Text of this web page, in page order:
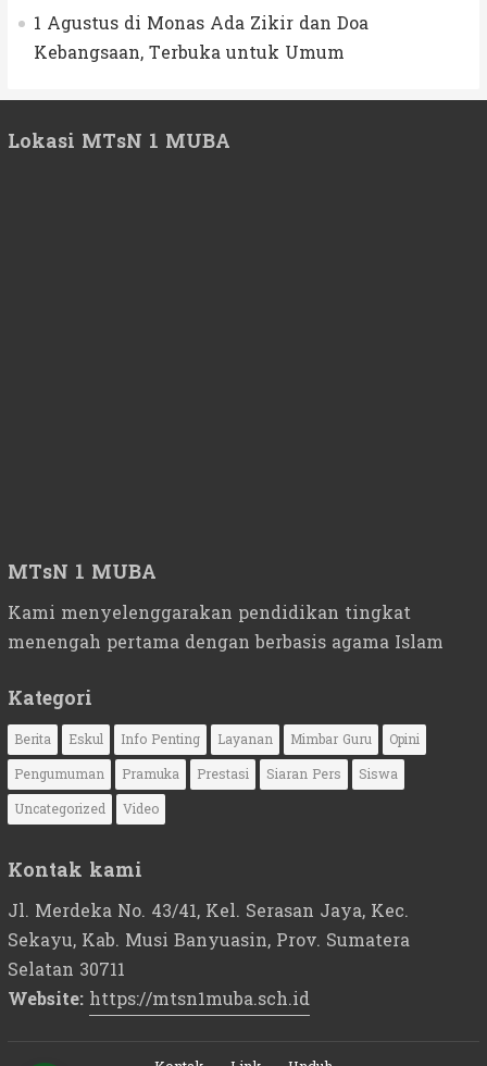
1 Agustus di Monas Ada Zikir dan Doa
Kebangsaan, Terbuka untuk Umum
Lokasi MTsN 1 MUBA
MTsN 1 MUBA
Kami menyelenggarakan pendidikan tingkat
menengah pertama dengan berbasis agama Islam
Kategori
Berita Eskul Info Penting Layanan Mimbar Guru
Opini
Pengumuman
Pramuka Prestasi Siaran Pers
Siswa
Uncategorized
Video
Kontak kami
Jl. Merdeka No. 43/41, Kel. Serasan Jaya, Kec.
Sekayu, Kab. Musi Banyuasin, Prov. Sumatera
Selatan 30711
Website: https://mtsn1muba.sch.id